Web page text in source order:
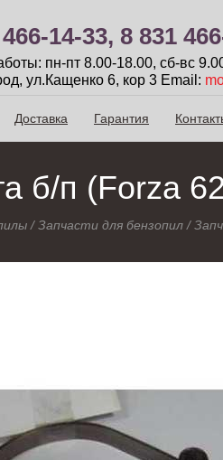
14-33, 8 831
пн-пт 8.00-18.00, сб-вc
ул.Кащенко 6, кор 3 Email:
Доставка Гарантия
б/п (Forza
/Запчасти для бензопил /